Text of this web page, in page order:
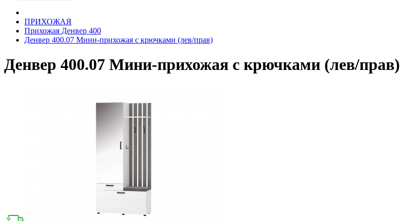
ПРИХОЖАЯ
Прихожая Денвер 400
Денвер 400.07 Мини-прихожая с крючками (лев/прав)
Денвер 400.07 Мини-прихожая с крючками (лев/прав)